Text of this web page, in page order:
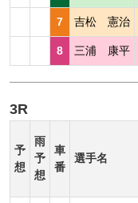
7 吉松 憲治
8 三浦 康平
3R
予
想
雨
予
想
車
番
選手名